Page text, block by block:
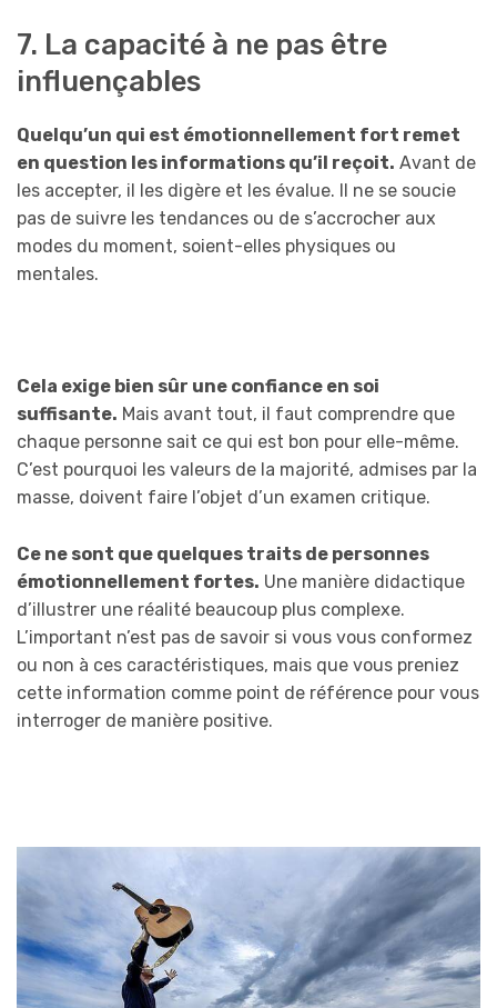
7. La capacité à ne pas être
influençables
Quelqu’un qui est émotionnellement fort remet
en question les informations qu’il reçoit. Avant de
les accepter, il les digère et les évalue. Il ne se soucie
pas de suivre les tendances ou de s’accrocher aux
modes du moment, soient-elles physiques ou
mentales.
Cela exige bien sûr une confiance en soi
suffisante. Mais avant tout, il faut comprendre que
chaque personne sait ce qui est bon pour elle-même.
C’est pourquoi les valeurs de la majorité, admises par la
masse, doivent faire l’objet d’un examen critique.
Ce ne sont que quelques traits de personnes
émotionnellement fortes. Une manière didactique
d’illustrer une réalité beaucoup plus complexe.
L’important n’est pas de savoir si vous vous conformez
ou non à ces caractéristiques, mais que vous preniez
cette information comme point de référence pour vous
interroger de manière positive.